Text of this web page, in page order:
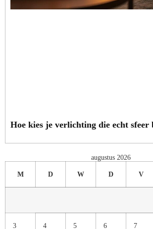
Hoe kies je verlichting die echt sfeer
augustus 2026
M D W D V
3 4 5 6 7